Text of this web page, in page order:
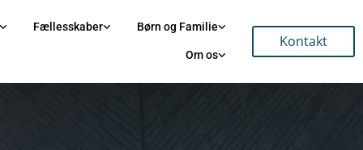
Fællesskaber Børn og Familie
Om os
Kontakt